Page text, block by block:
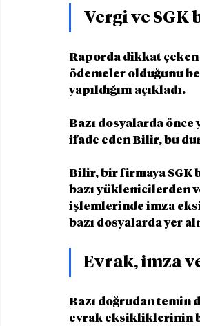
Vergi ve
Raporda dikkat
ödemeler olduğunu
yapıldığını açıkladı.
Bazı dosyalarda
ifade eden Bilir, bu
Bilir, bir firmaya SGK
bazı yüklenicilerden
işlemlerinde imza
bazı dosyalarda yer
Evrak, imza
Bazı doğrudan temin
evrak eksikliklerinin